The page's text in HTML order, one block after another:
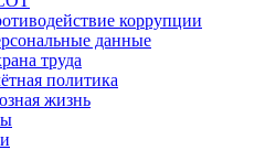
коррупции
данные
труда
политика
жизнь